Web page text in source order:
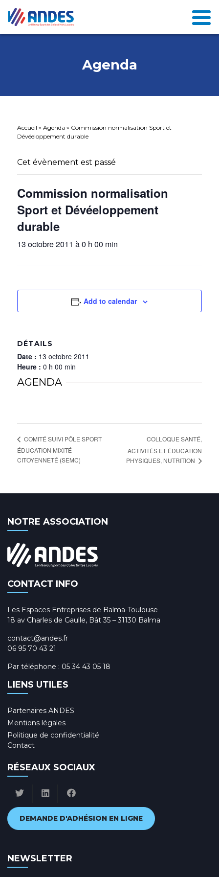
Agenda
Accueil » Agenda » Commission normalisation Sport et
Dévéeloppement durable
Cet évènement est passé
Commission normalisation
Sport et Dévéeloppement
durable
13 octobre 2011 à 0 h 00 min
Add to calendar
DÉTAILS
Date : 13 octobre 2011
Heure : 0 h 00 min
AGENDA
COMITÉ SUIVI PÔLE SPORT
ÉDUCATION MIXITÉ
CITOYENNETÉ (SEMC)
COLLOQUE SANTÉ,
ACTIVITÉS ET ÉDUCATION
PHYSIQUES, NUTRITION
NOTRE ASSOCIATION
CONTACT INFO
Les Espaces Entreprises de Balma-Toulouse
18 av Charles de Gaulle, Bât 35 – 31130 Balma
contact@andes.fr
06 95 70 43 21
Par téléphone : 05 34 43 05 18
LIENS UTILES
Partenaires ANDES
Mentions légales
Politique de confidentialité
Contact
RÉSEAUX SOCIAUX
DEMANDE D'ADHÉSION EN LIGNE
NEWSLETTER